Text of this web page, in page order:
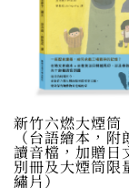
新竹六燃大煙筒
（台語繪本，附
讀音檔，加贈日
別冊及大煙筒限
繡片）